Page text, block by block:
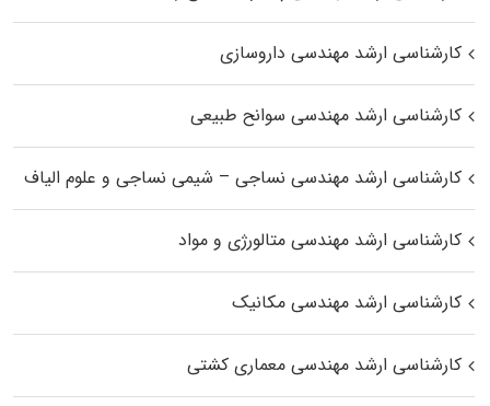
کارشناسی ارشد مهندسی داروسازی
کارشناسی ارشد مهندسی سوانح طبیعی
کارشناسی ارشد مهندسی نساجی – شیمی نساجی و علوم الیاف
کارشناسی ارشد مهندسی متالورژی و مواد
کارشناسی ارشد مهندسی مکانیک
کارشناسی ارشد مهندسی معماری کشتی